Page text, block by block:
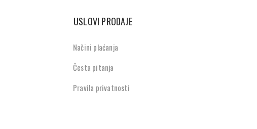
USLOVI PRODAJE
Načini plaćanja
Česta pitanja
Pravila privatnosti